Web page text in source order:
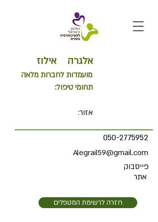
אלגרה אילוז
מועמדות לחברות מלאה
תחומי טיפול:
אזור:
050-2775952
Alegrail59@gmail.com
פייסבוק
אתר
חזרה לרשימת המטפלים